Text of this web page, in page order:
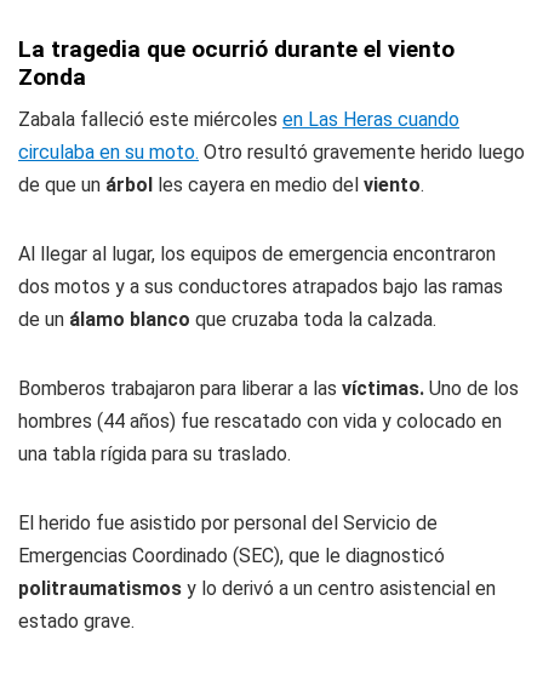
La tragedia que ocurrió durante el viento
Zonda
Zabala falleció este miércoles en Las Heras cuando
circulaba en su moto. Otro resultó gravemente herido luego
de que un árbol les cayera en medio del viento.
Al llegar al lugar, los equipos de emergencia encontraron
dos motos y a sus conductores atrapados bajo las ramas
de un álamo blanco que cruzaba toda la calzada.
Bomberos trabajaron para liberar a las víctimas. Uno de los
hombres (44 años) fue rescatado con vida y colocado en
una tabla rígida para su traslado.
El herido fue asistido por personal del Servicio de
Emergencias Coordinado (SEC), que le diagnosticó
politraumatismos y lo derivó a un centro asistencial en
estado grave.